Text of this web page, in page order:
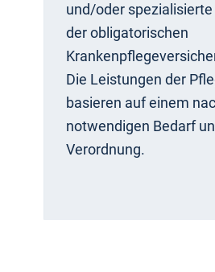
und/oder
der obligatorischen
Die Leistungen der
basieren auf einem
notwendigen Bedarf
Verordnung.